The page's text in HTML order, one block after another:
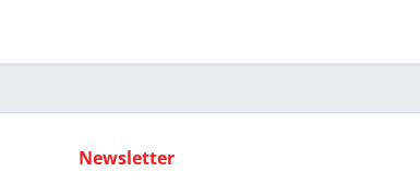
Newsletter